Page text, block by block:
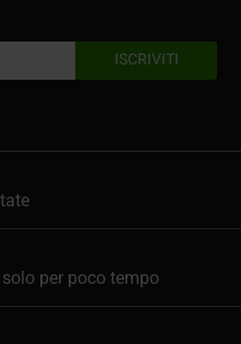
per poco tempo